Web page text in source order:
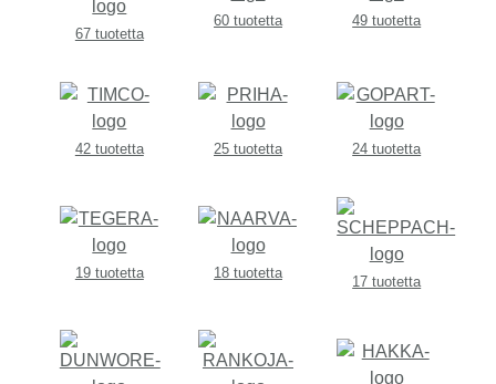
67 tuotetta
60 tuotetta 49 tuotetta
42 tuotetta 25 tuotetta 24 tuotetta
19 tuotetta 18 tuotetta
17 tuotetta